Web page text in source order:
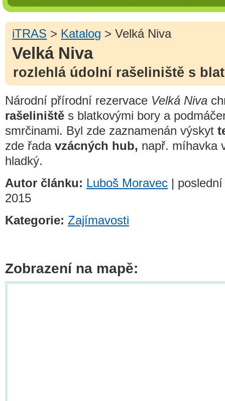
iTRAS > Katalog > Velká Niva
Velká Niva
rozlehlá údolní rašeliniště s
Národní přírodní rezervace Velká Niva
rašeliniště s blatkovými bory a
smrčinami. Byl zde zaznamenán výskyt
zde řada vzácných hub, např. míhavka
hladký.
Autor článku: Luboš Moravec |
2015
Kategorie: Zajímavosti
Zobrazení na mapě: